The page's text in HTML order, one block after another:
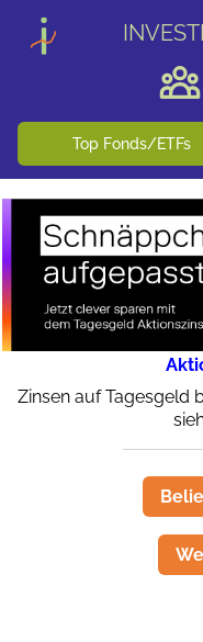
Top Fonds/ETFs
Zinsen auf Tagesgeld